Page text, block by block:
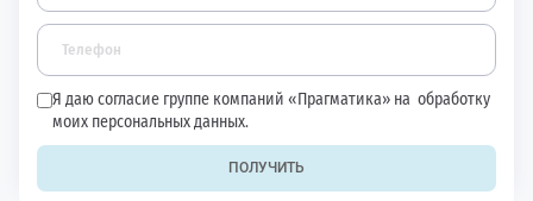
Я даю согласие группе компаний «Прагматика» на обработку
моих персональных данных.
ПОЛУЧИТЬ